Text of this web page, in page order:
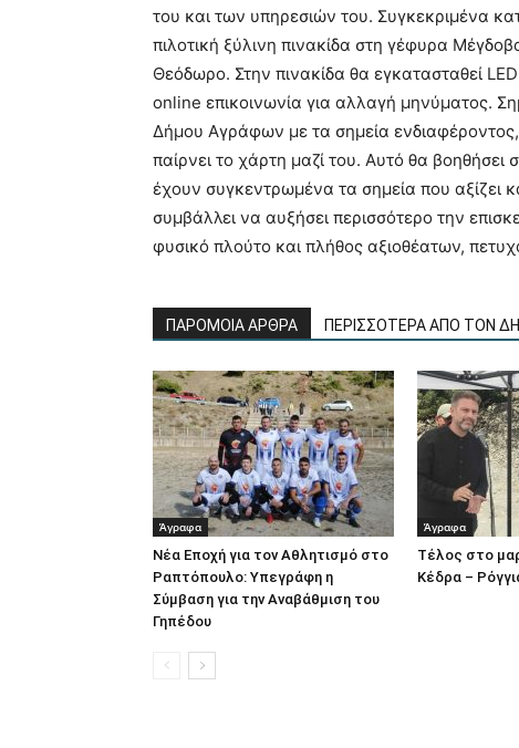
του και των υπηρεσιών του. Συγκεκριμένα
πιλοτική ξύλινη πινακίδα στη γέφυρα
Θεόδωρο. Στην πινακίδα θα εγκατασταθεί
online επικοινωνία για αλλαγή μηνύματος.
Δήμου Αγράφων με τα σημεία
παίρνει το χάρτη μαζί του. Αυτό θα
έχουν συγκεντρωμένα τα σημεία που αξίζει
συμβάλλει να αυξήσει περισσότερο την
φυσικό πλούτο και πλήθος αξιοθέατων,
ΠΑΡΟΜΟΙΑ ΑΡΘΡΑ ΠΕΡΙΣΣΟΤΕΡΑ ΑΠΟ ΤΟΝ
Άγραφα
Νέα Εποχή για τον Αθλητισμό στο
Ραπτόπουλο: Υπεγράφη η
Σύμβαση για την Αναβάθμιση του
Γηπέδου
Άγραφα
Τέλος στο
Κέδρα –